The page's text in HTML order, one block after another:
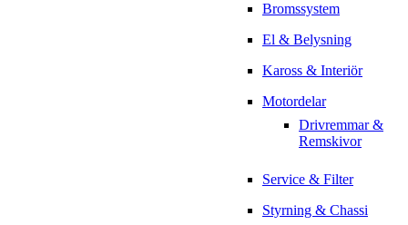
Bromssystem
El & Belysning
Kaross & Interiör
Motordelar
Drivremmar &
Remskivor
Service & Filter
Styrning & Chassi